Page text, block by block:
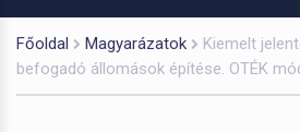
Főoldal Magyarázatok
Kiemelt
befogadó állomások építése. OTÉK